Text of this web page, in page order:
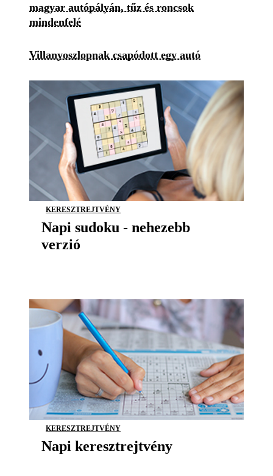
magyar autópályán, tűz és roncsok
mindenfelé
Villanyoszlopnak csapódott egy autó
KERESZTREJTVÉNY
Napi sudoku - nehezebb
verzió
KERESZTREJTVÉNY
Napi keresztrejtvény